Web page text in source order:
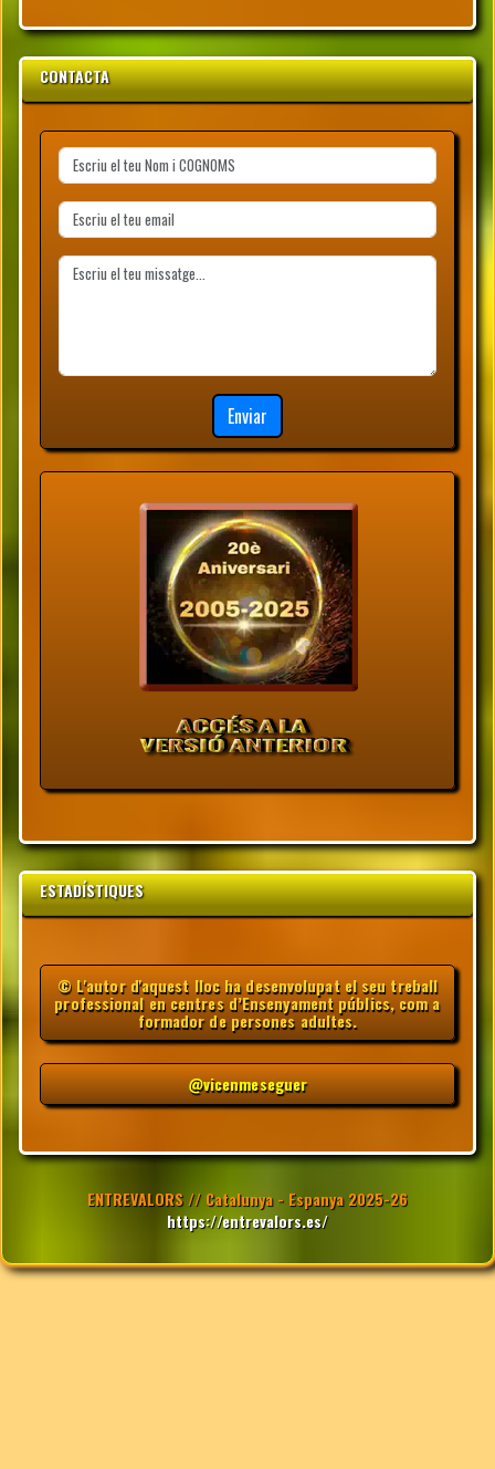
CONTACTA
Enviar
ESTADÍSTIQUES
© L'autor d'aquest lloc ha desenvolupat el seu treball
professional en centres d’Ensenyament públics, com a
formador de persones adultes.
@vicenmeseguer
ENTREVALORS // Catalunya - Espanya 2025-26
https://entrevalors.es/